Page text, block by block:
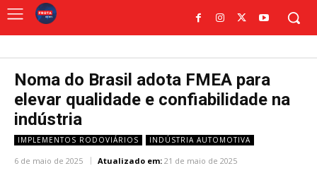
Noma do Brasil adota FMEA para
elevar qualidade e confiabilidade na
indústria
IMPLEMENTOS RODOVIÁRIOS INDÚSTRIA AUTOMOTIVA
6 de maio de 2025 Atualizado em: 21 de maio de 2025